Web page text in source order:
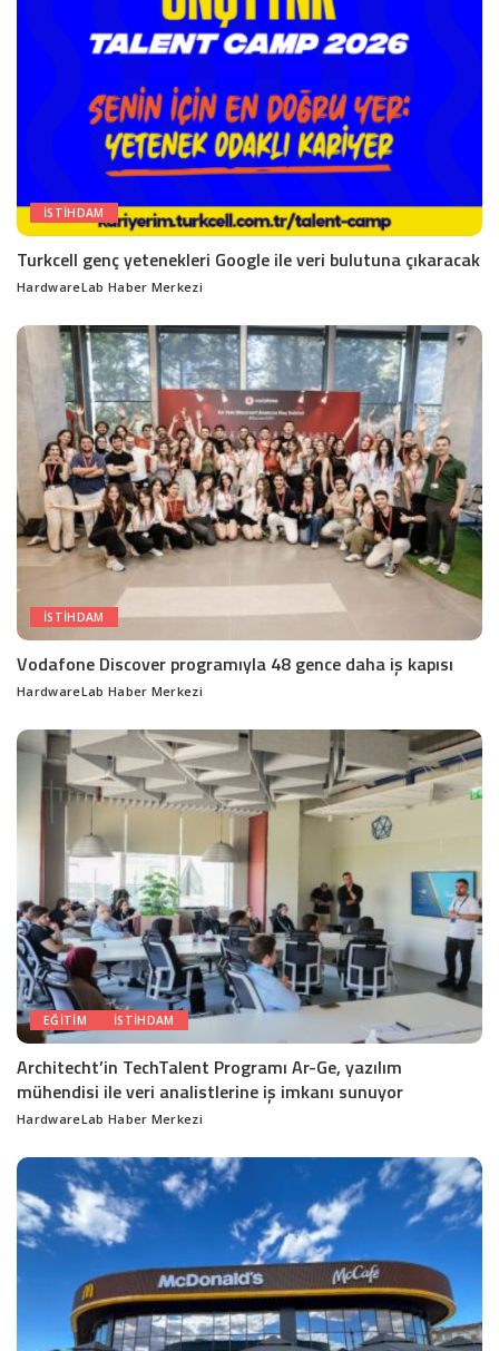
ISTIHDAM
Turkcell genç yetenekleri Google ile veri bulutuna çıkaracak
Posted
HardwareLab Haber Merkezi
ISTIHDAM
Vodafone Discover programıyla 48 gence daha iş kapısı
Posted
HardwareLab Haber Merkezi
EĞITIM ISTIHDAM
Architecht’in TechTalent Programı Ar-Ge, yazılım
mühendisi ile veri analistlerine iş imkanı sunuyor
Posted
HardwareLab Haber Merkezi